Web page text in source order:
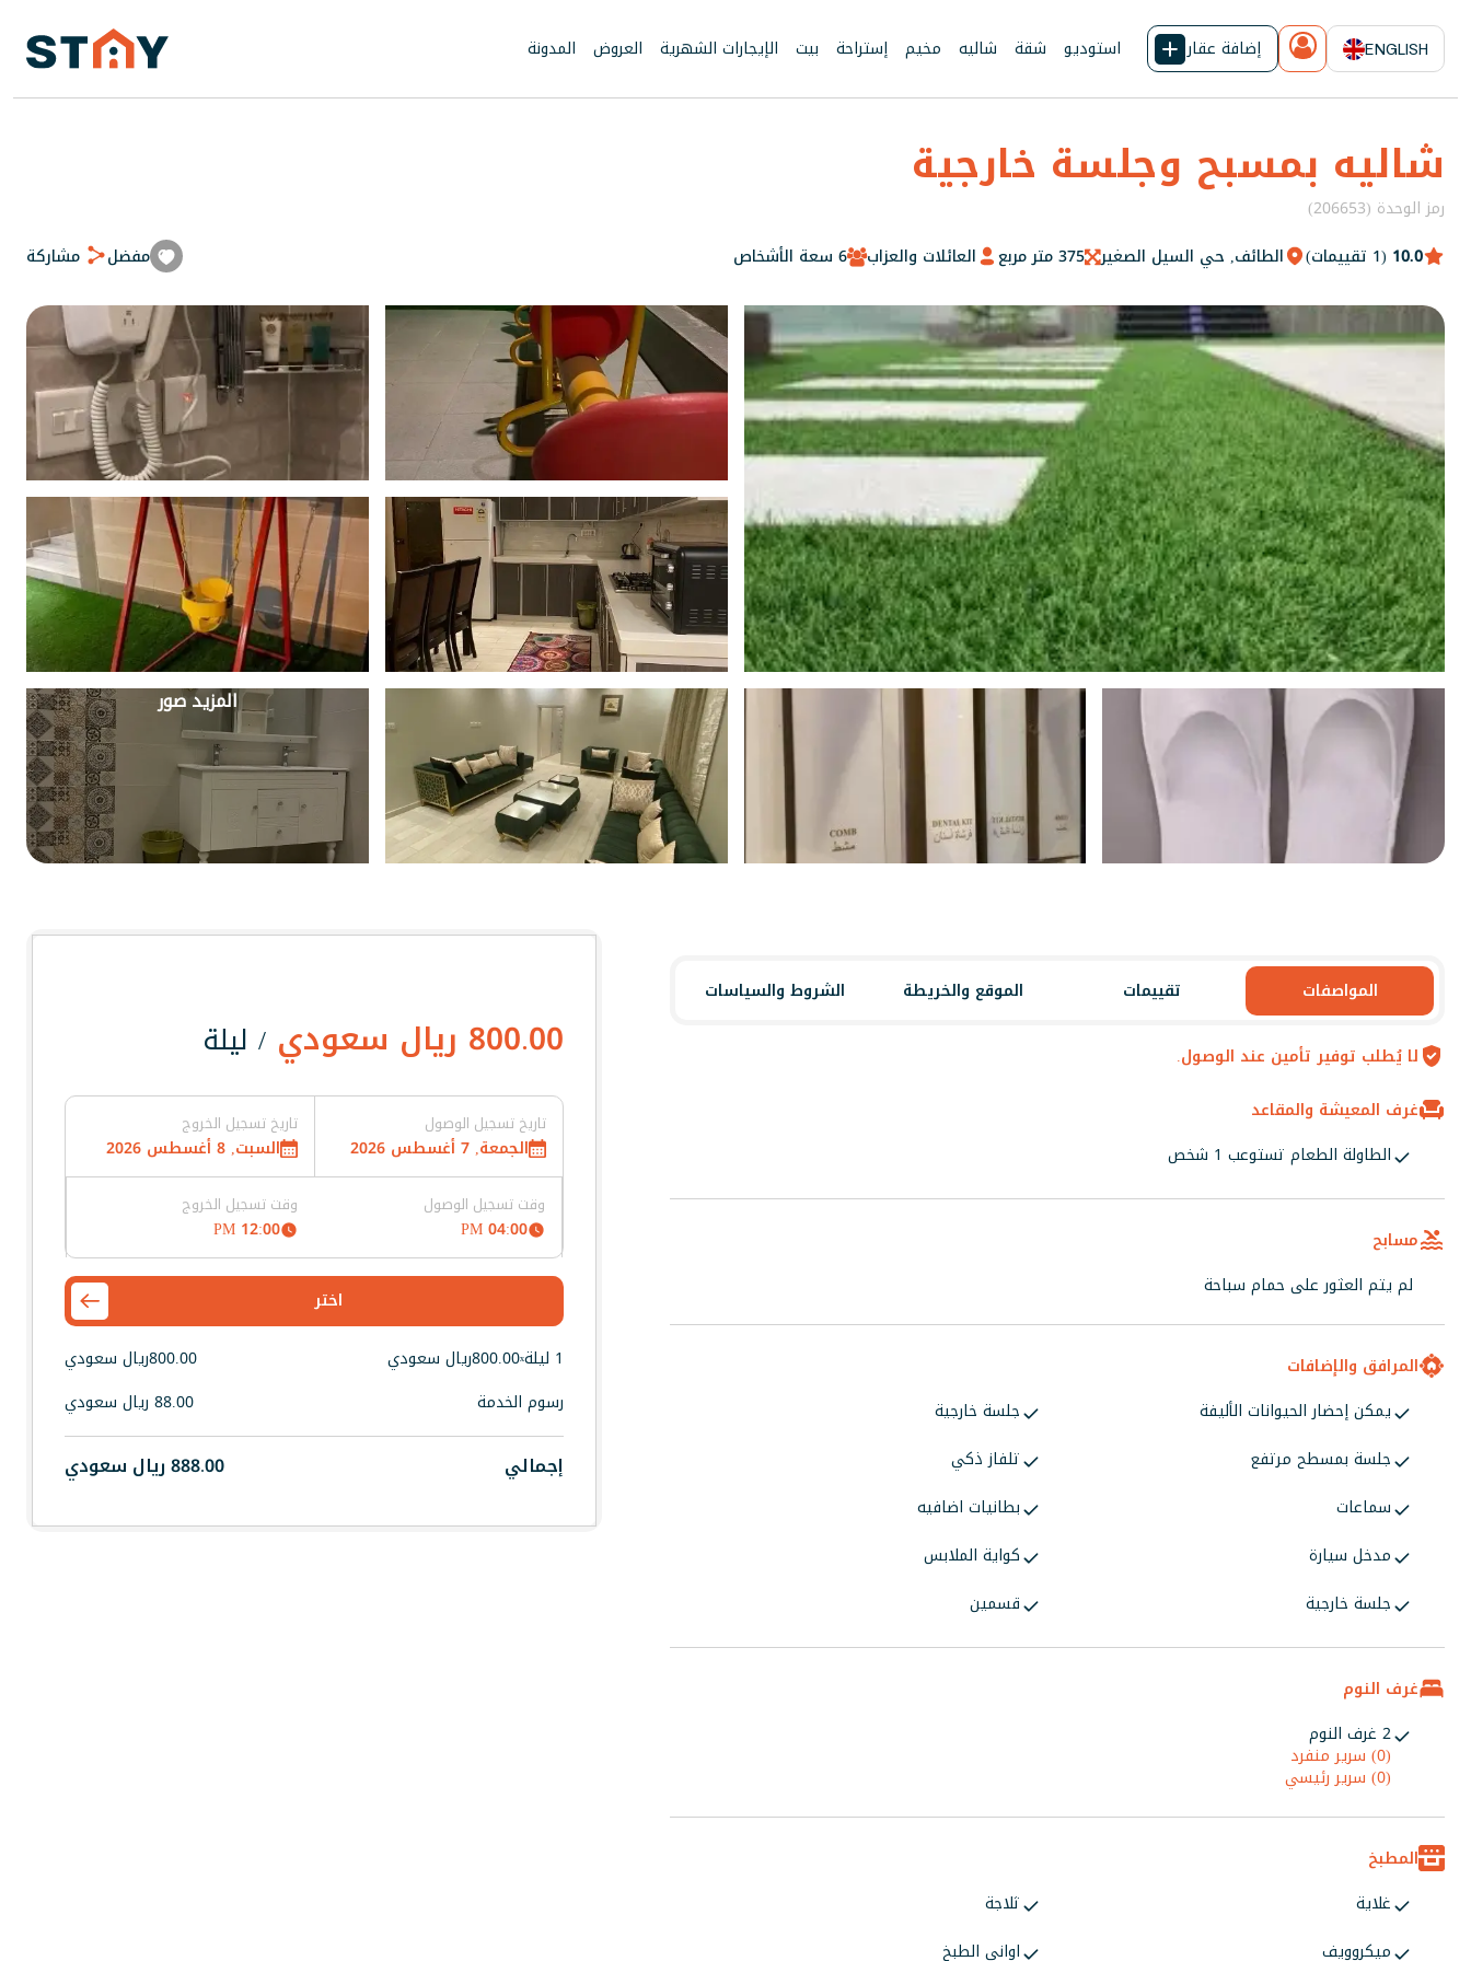
استوديو شقة شاليه مخيم إستراحة بيت الإيجارات الشهرية العروض المدونة إضافة عقار ENGLISH
شاليه بمسبح وجلسة خارجية
رمز الوحدة (206653)
10.0 (1 تقييمات) الطائف, حي السيل الصغير 375 متر مربع العائلات والعزاب 6 سعة الأشخاص مفضل مشاركة
المزيد صور
المواصفات تقييمات الموقع والخريطة الشروط والسياسات
لا يُطلب توفير تأمين عند الوصول.
غرف المعيشة والمقاعد
الطاولة الطعام تستوعب 1 شخص
مسابح
لم يتم العثور على حمام سباحة
المرافق والإضافات
يمكن إحضار الحيوانات الأليفة
جلسة خارجية
جلسة بمسطح مرتفع
تلفاز ذكي
سماعات
بطانيات اضافيه
مدخل سيارة
كواية الملابس
جلسة خارجية
قسمين
غرف النوم
2 غرف النوم
(0) سرير منفرد
(0) سرير رئيسي
المطبخ
غلاية
ثلاجة
ميكروويف
اواني الطبخ
800.00 ريال سعودي / ليلة
تاريخ تسجيل الوصول
الجمعة, 7 أغسطس 2026
تاريخ تسجيل الخروج
السبت, 8 أغسطس 2026
وقت تسجيل الوصول
04:00 PM
وقت تسجيل الخروج
12:00 PM
اختر
1 ليلة
x
800.00ريال سعودي 800.00ريال سعودي
رسوم الخدمة
88.00 ريال سعودي
إجمالي 888.00ريال سعودي